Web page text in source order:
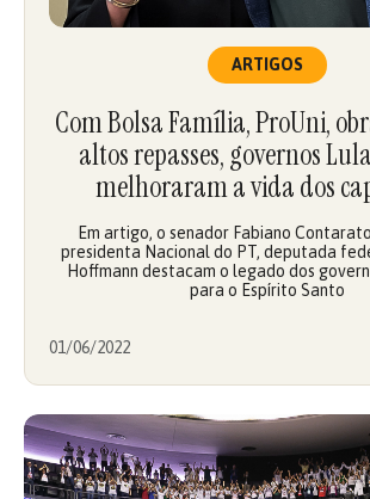
ARTIGOS
Com Bolsa Família, ProUni,
altos repasses, governos
melhoraram a vida dos
Em artigo, o senador Fabiano
presidenta Nacional do PT, deputada
Hoffmann destacam o legado dos
para o Espírito Santo
01/06/2022